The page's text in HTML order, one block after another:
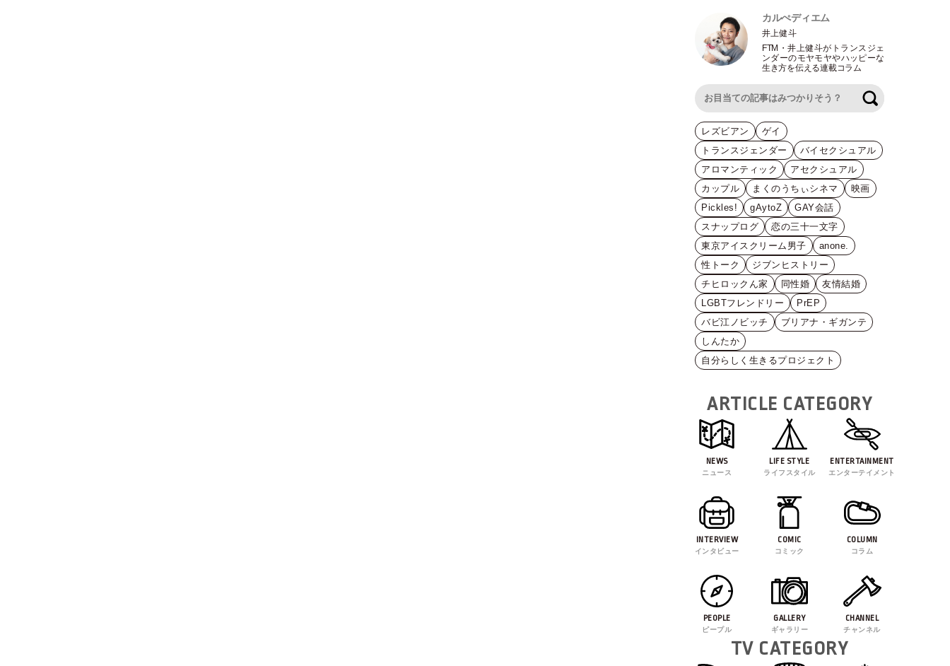
カルぺディエム
井上健斗
FTM ・井上健斗がトランスジェ
ンダーのモヤモヤやハッピーな
生き方を伝える連載コラム
レズビアン
ゲイ
トランスジェンダー
バイセクシュアル
アロマンティック
アセクシュアル
カップル
まくのうちぃシネマ
映画
Pickles!
gAytoZ
GAY会話
スナップログ
恋の三十一文字
東京アイスクリーム男子
anone.
性トーク
ジブンヒストリー
チヒロックん家
同性婚
友情結婚
LGBTフレンドリー
PrEP
バビ江ノビッチ
ブリアナ・ギガンテ
しんたか
自分らしく生きるプロジェクト
ARTICLE CATEGORY
NEWS
ニュース
LIFE STYLE
ライフスタイル
ENTERTAINMENT
エンターテイメント
INTERVIEW
インタビュー
COMIC
コミック
COLUMN
コラム
PEOPLE
ピープル
GALLERY
ギャラリー
CHANNEL
チャンネル
TV CATEGORY